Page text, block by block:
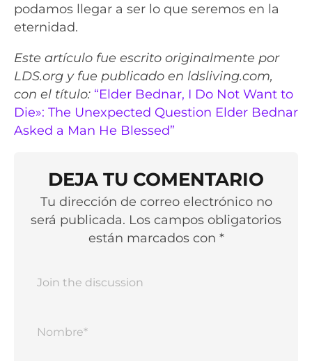
podamos llegar a ser lo que seremos en la
eternidad.
Este artículo fue escrito originalmente por
LDS.org y fue publicado en ldsliving.com,
con el título: “Elder Bednar, I Do Not Want to
Die»: The Unexpected Question Elder Bednar
Asked a Man He Blessed”
DEJA TU COMENTARIO
Tu dirección de correo electrónico no
será publicada. Los campos obligatorios
están marcados con *